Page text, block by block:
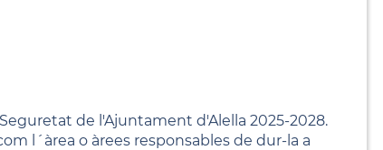
de l'Ajuntament d'Alella 2025-2028.
l´àrea o àrees responsables de dur-la a